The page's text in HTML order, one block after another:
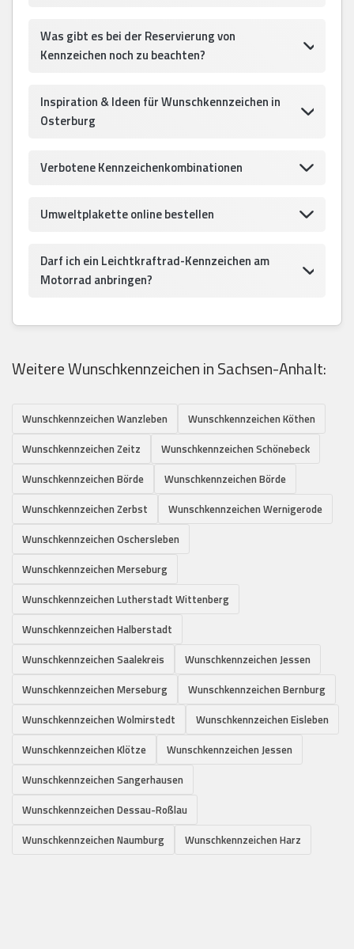
Was gibt es bei der Reservierung von
Kennzeichen noch zu beachten?
Inspiration & Ideen für Wunschkennzeichen in
Osterburg
Verbotene Kennzeichenkombinationen
Umweltplakette online bestellen
Darf ich ein Leichtkraftrad-Kennzeichen am
Motorrad anbringen?
Weitere Wunschkennzeichen in Sachsen-Anhalt:
Wunschkennzeichen Wanzleben
Wunschkennzeichen Köthen
Wunschkennzeichen Zeitz
Wunschkennzeichen Schönebeck
Wunschkennzeichen Börde
Wunschkennzeichen Börde
Wunschkennzeichen Zerbst
Wunschkennzeichen Wernigerode
Wunschkennzeichen Oschersleben
Wunschkennzeichen Merseburg
Wunschkennzeichen Lutherstadt Wittenberg
Wunschkennzeichen Halberstadt
Wunschkennzeichen Saalekreis
Wunschkennzeichen Jessen
Wunschkennzeichen Merseburg
Wunschkennzeichen Bernburg
Wunschkennzeichen Wolmirstedt
Wunschkennzeichen Eisleben
Wunschkennzeichen Klötze
Wunschkennzeichen Jessen
Wunschkennzeichen Sangerhausen
Wunschkennzeichen Dessau-Roßlau
Wunschkennzeichen Naumburg
Wunschkennzeichen Harz